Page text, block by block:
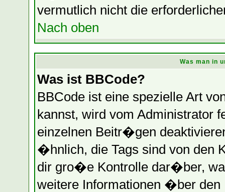
vermutlich nicht die
Nach oben
Was man in
Was ist BBCode?
BBCode ist eine spezielle Art
kannst, wird vom Administrator
einzelnen Beitr�gen
�hnlich, die Tags sind von den
dir gro�e Kontrolle dar�ber,
weitere Informationen �ber den